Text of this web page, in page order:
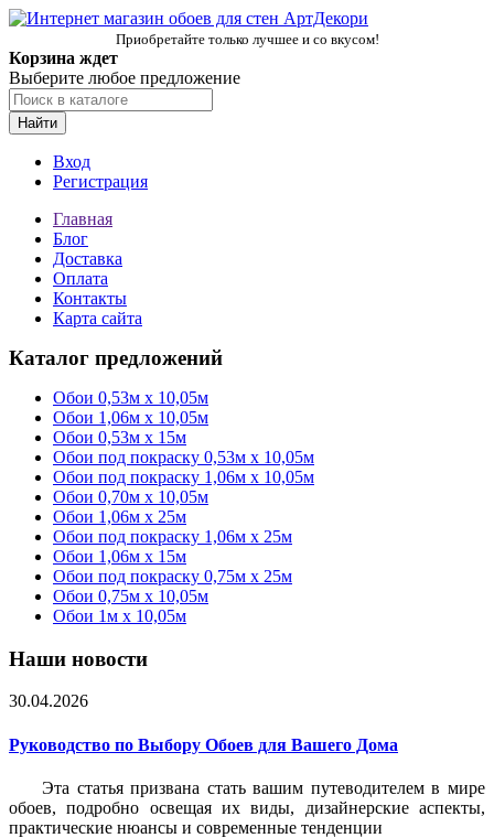
Приобретайте только лучшее и со вкусом!
Корзина ждет
Выберите любое предложение
Найти
Вход
Регистрация
Главная
Блог
Доставка
Оплата
Контакты
Карта сайта
Каталог предложений
Обои 0,53м x 10,05м
Обои 1,06м х 10,05м
Обои 0,53м x 15м
Обои под покраску 0,53м x 10,05м
Обои под покраску 1,06м х 10,05м
Обои 0,70м x 10,05м
Обои 1,06м x 25м
Обои под покраску 1,06м x 25м
Обои 1,06м x 15м
Обои под покраску 0,75м x 25м
Обои 0,75м x 10,05м
Обои 1м х 10,05м
Наши новости
30.04.2026
Руководство по Выбору Обоев для Вашего Дома
Эта статья призвана стать вашим путеводителем в мире
обоев, подробно освещая их виды, дизайнерские аспекты,
практические нюансы и современные тенденции